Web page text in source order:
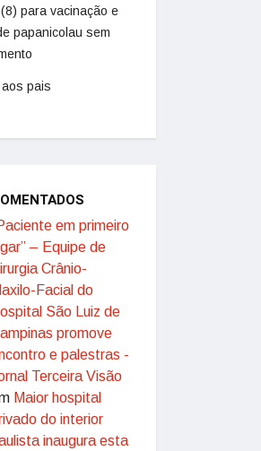
para vacinação e
papanicolau sem
pais
em primeiro
– Equipe de
Crânio-
Facial do
São Luiz de
promove
e palestras -
Terceira Visão
Maior hospital
do interior
inaugura esta